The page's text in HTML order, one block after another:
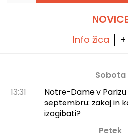
NOVICE
Info žica
Sobota
13:31
Notre-Dame v
septembru: zakaj in
izogibati?
Petek